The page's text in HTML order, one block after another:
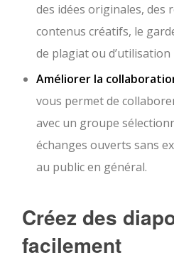
des idées originales, des
contenus créatifs, le
de plagiat ou
Améliorer la
vous permet de
avec un groupe
échanges ouverts sans
au public en général.
Créez des
facilement